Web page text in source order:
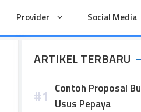
Provider Social Media
ARTIKEL TERBARU
Contoh Proposal
Usus Pepaya